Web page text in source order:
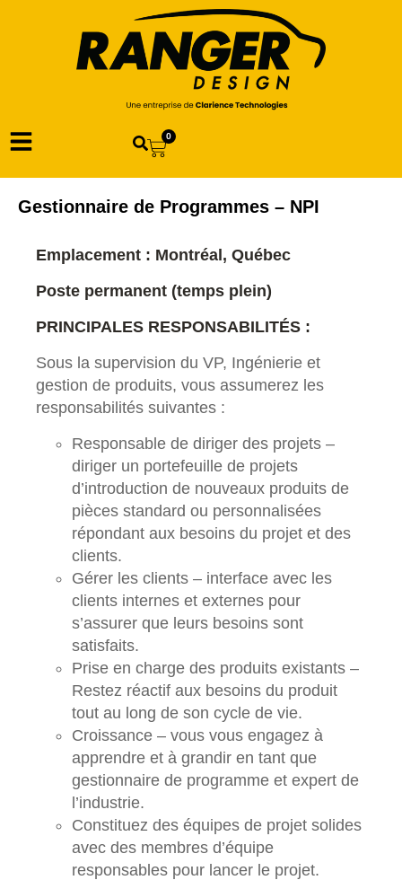
0
Gestionnaire de Programmes – NPI
Emplacement : Montréal, Québec
Poste permanent (temps plein)
PRINCIPALES RESPONSABILITÉS :
Sous la supervision du VP, Ingénierie et
gestion de produits, vous assumerez les
responsabilités suivantes :
Responsable de diriger des projets –
diriger un portefeuille de projets
d’introduction de nouveaux produits de
pièces standard ou personnalisées
répondant aux besoins du projet et des
clients.
Gérer les clients – interface avec les
clients internes et externes pour
s’assurer que leurs besoins sont
satisfaits.
Prise en charge des produits existants –
Restez réactif aux besoins du produit
tout au long de son cycle de vie.
Croissance – vous vous engagez à
apprendre et à grandir en tant que
gestionnaire de programme et expert de
l’industrie.
Constituez des équipes de projet solides
avec des membres d’équipe
responsables pour lancer le projet.